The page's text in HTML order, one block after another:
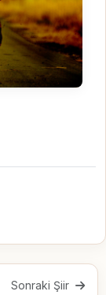
Sonraki Şiir